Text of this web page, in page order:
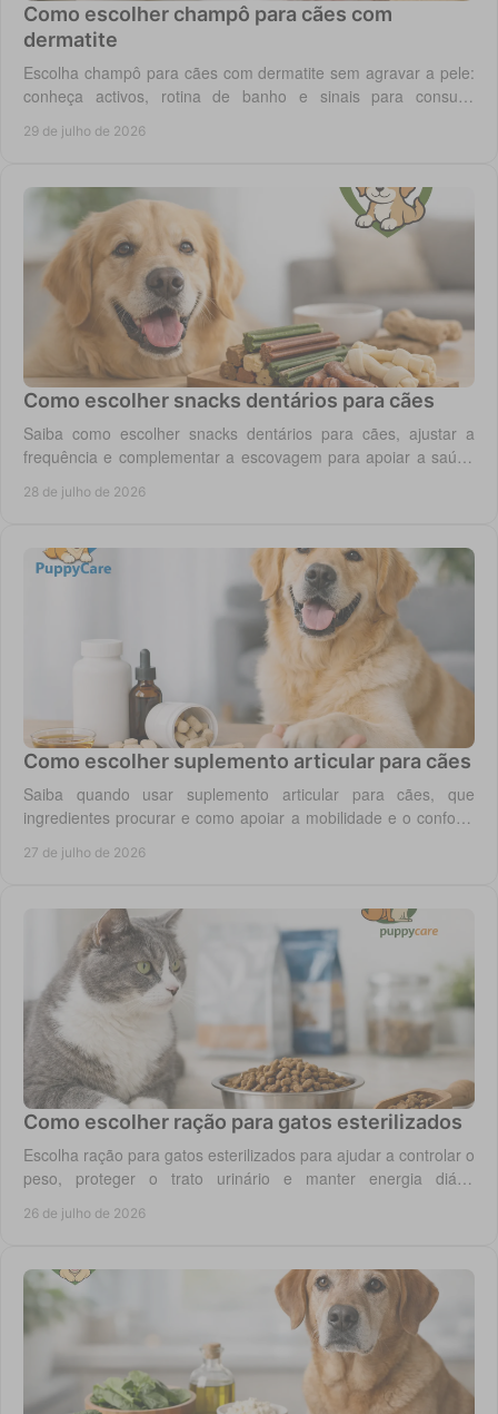
Como escolher champô para cães com
dermatite
Escolha champô para cães com dermatite sem agravar a pele:
conheça activos, rotina de banho e sinais para consulta
29 de julho de 2026
Como escolher snacks dentários para cães
Saiba como escolher snacks dentários para cães, ajustar a
frequência e complementar a escovagem para apoiar a saúde
28 de julho de 2026
Como escolher suplemento articular para cães
Saiba quando usar suplemento articular para cães, que
ingredientes procurar e como apoiar a mobilidade e o conforto
27 de julho de 2026
Como escolher ração para gatos esterilizados
Escolha ração para gatos esterilizados para ajudar a controlar o
peso, proteger o trato urinário e manter energia diária
26 de julho de 2026